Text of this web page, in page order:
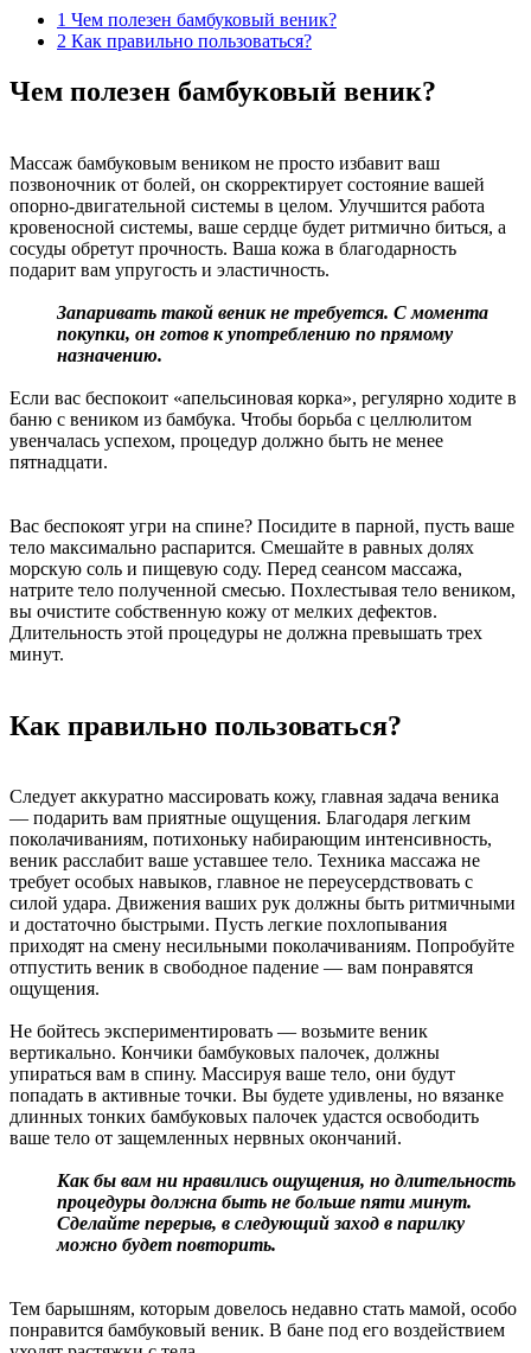
1 Чем полезен бамбуковый веник?
2 Как правильно пользоваться?
Чем полезен бамбуковый веник?
Массаж бамбуковым веником не просто избавит ваш
позвоночник от болей, он скорректирует состояние вашей
опорно-двигательной системы в целом. Улучшится работа
кровеносной системы, ваше сердце будет ритмично биться, а
сосуды обретут прочность. Ваша кожа в благодарность
подарит вам упругость и эластичность.
Запаривать такой веник не требуется. С момента
покупки, он готов к употреблению по прямому
назначению.
Если вас беспокоит «апельсиновая корка», регулярно ходите в
баню с веником из бамбука. Чтобы борьба с целлюлитом
увенчалась успехом, процедур должно быть не менее
пятнадцати.
Вас беспокоят угри на спине? Посидите в парной, пусть ваше
тело максимально распарится. Смешайте в равных долях
морскую соль и пищевую соду. Перед сеансом массажа,
натрите тело полученной смесью. Похлестывая тело веником,
вы очистите собственную кожу от мелких дефектов.
Длительность этой процедуры не должна превышать трех
минут.
Как правильно пользоваться?
Следует аккуратно массировать кожу, главная задача веника
— подарить вам приятные ощущения. Благодаря легким
поколачиваниям, потихоньку набирающим интенсивность,
веник расслабит ваше уставшее тело. Техника массажа не
требует особых навыков, главное не переусердствовать с
силой удара. Движения ваших рук должны быть ритмичными
и достаточно быстрыми. Пусть легкие похлопывания
приходят на смену несильными поколачиваниям. Попробуйте
отпустить веник в свободное падение — вам понравятся
ощущения.
Не бойтесь экспериментировать — возьмите веник
вертикально. Кончики бамбуковых палочек, должны
упираться вам в спину. Массируя ваше тело, они будут
попадать в активные точки. Вы будете удивлены, но вязанке
длинных тонких бамбуковых палочек удастся освободить
ваше тело от защемленных нервных окончаний.
Как бы вам ни нравились ощущения, но длительность
процедуры должна быть не больше пяти минут.
Сделайте перерыв, в следующий заход в парилку
можно будет повторить.
Тем барышням, которым довелось недавно стать мамой, особо
понравится бамбуковый веник. В бане под его воздействием